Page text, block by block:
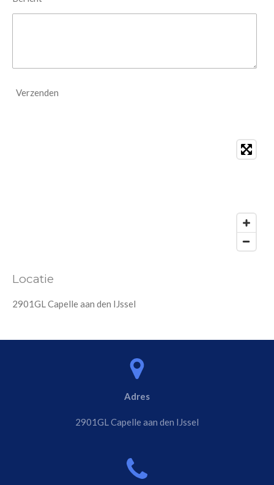
Verzenden
Locatie
2901GL Capelle aan den IJssel
Adres
2901GL Capelle aan den IJssel